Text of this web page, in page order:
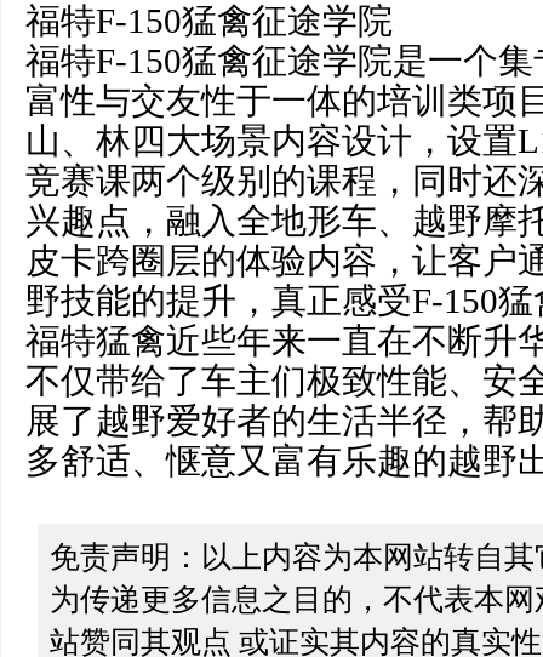
福特F-150猛禽征途学院
福特F-150猛禽征途学院是一个
富性与交友性于一体的培训类项
山、林四大场景内容设计，设置
竞赛课两个级别的课程，同时还
兴趣点，融入全地形车、越野摩
皮卡跨圈层的体验内容，让客户
野技能的提升，真正感受F-150
福特猛禽近些年来一直在不断升
不仅带给了车主们极致性能、安
展了越野爱好者的生活半径，帮
多舒适、惬意又富有乐趣的越野
免责声明：以上内容为本网站转自
为传递更多信息之目的，不代表本
站赞同其观点 或证实其内容的真实